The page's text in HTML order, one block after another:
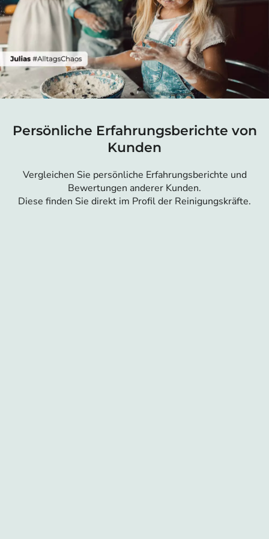
Persönliche Erfahrungsberichte von
Kunden
Vergleichen Sie persönliche Erfahrungsberichte und
Bewertungen anderer Kunden.
Diese finden Sie direkt im Profil der Reinigungskräfte.